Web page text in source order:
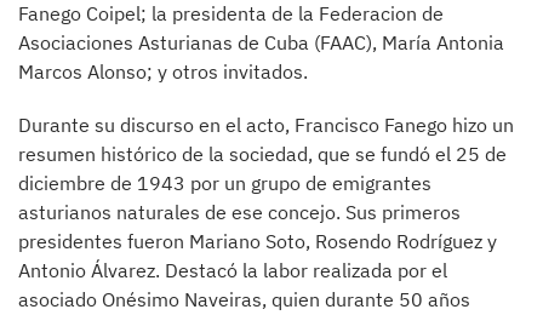
Fanego Coipel; la presidenta de la Federacion de
Asociaciones Asturianas de Cuba (FAAC), María Antonia
Marcos Alonso; y otros invitados.
Durante su discurso en el acto, Francisco Fanego hizo un
resumen histórico de la sociedad, que se fundó el 25 de
diciembre de 1943 por un grupo de emigrantes
asturianos naturales de ese concejo. Sus primeros
presidentes fueron Mariano Soto, Rosendo Rodríguez y
Antonio Álvarez. Destacó la labor realizada por el
asociado Onésimo Naveiras, quien durante 50 años